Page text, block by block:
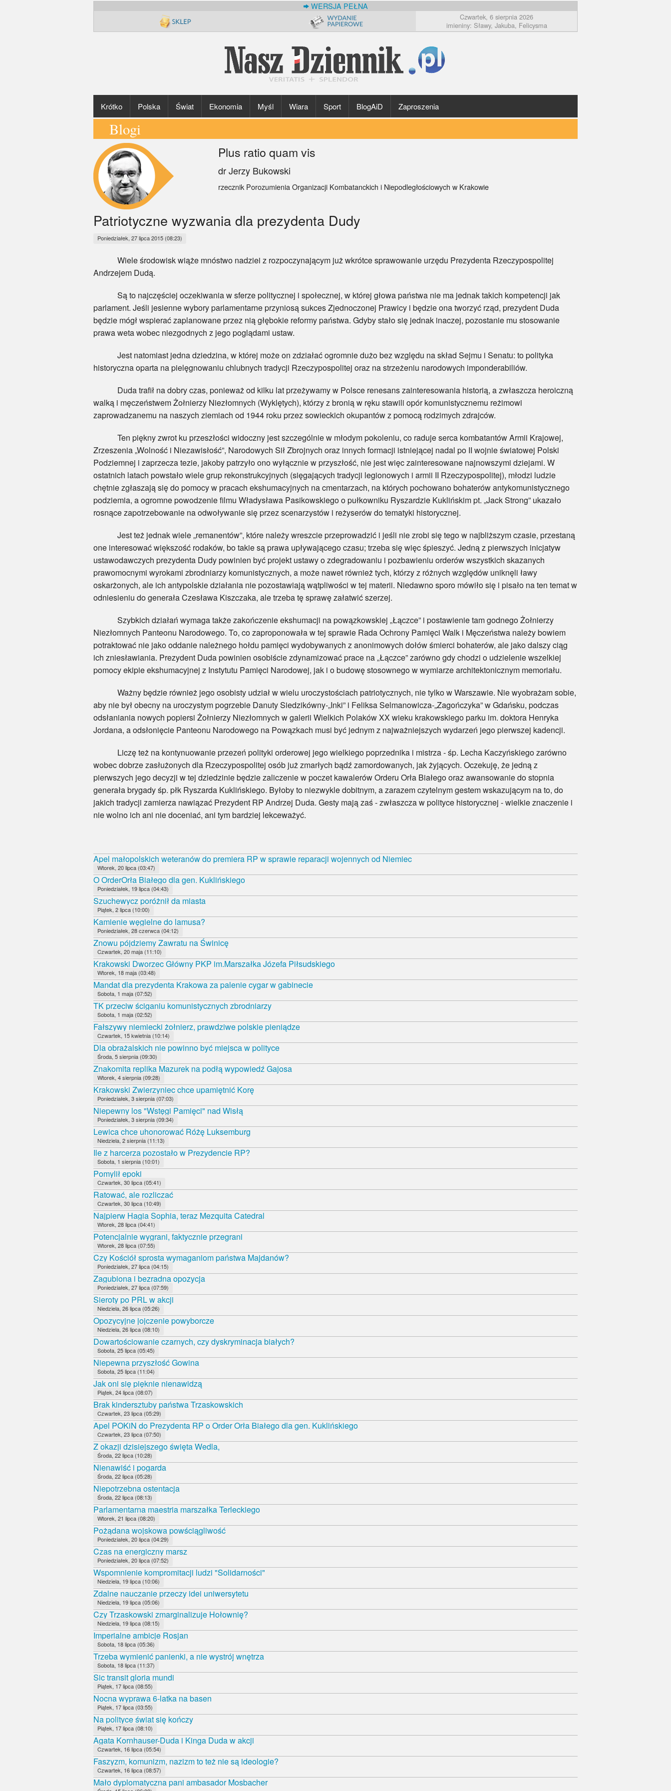
WERSJA PEŁNA
Czwartek, 6 sierpnia 2026
imieniny: Sławy, Jakuba, Felicysma
Krótko Polska Świat Ekonomia Myśl Wiara Sport BlogAiD Zaproszenia
Blogi
Plus ratio quam vis
dr Jerzy Bukowski
rzecznik Porozumienia Organizacji Kombatanckich i Niepodległościowych w Krakowie
Patriotyczne wyzwania dla prezydenta Dudy
Poniedziałek, 27 lipca 2015 (08:23)
Wiele środowisk wiąże mnóstwo nadziei z rozpoczynającym już wkrótce sprawowanie urzędu Prezydenta Rzeczypospolitej
Andrzejem Dudą.
Są to najczęściej oczekiwania w sferze politycznej i społecznej, w której głowa państwa nie ma jednak takich kompetencji jak
parlament. Jeśli jesienne wybory parlamentarne przyniosą sukces Zjednoczonej Prawicy i będzie ona tworzyć rząd, prezydent Duda
będzie mógł wspierać zaplanowane przez nią głębokie reformy państwa. Gdyby stało się jednak inaczej, pozostanie mu stosowanie
prawa weta wobec niezgodnych z jego poglądami ustaw.
Jest natomiast jedna dziedzina, w której może on zdziałać ogromnie dużo bez względu na skład Sejmu i Senatu: to polityka
historyczna oparta na pielęgnowaniu chlubnych tradycji Rzeczypospolitej oraz na strzeżeniu narodowych imponderabiliów.
Duda trafił na dobry czas, ponieważ od kilku lat przeżywamy w Polsce renesans zainteresowania historią, a zwłaszcza heroiczną
walką i męczeństwem Żołnierzy Niezłomnych (Wyklętych), którzy z bronią w ręku stawili opór komunistycznemu reżimowi
zaprowadzanemu na naszych ziemiach od 1944 roku przez sowieckich okupantów z pomocą rodzimych zdrajców.
Ten piękny zwrot ku przeszłości widoczny jest szczególnie w młodym pokoleniu, co raduje serca kombatantów Armii Krajowej,
Zrzeszenia „Wolność i Niezawisłość”, Narodowych Sił Zbrojnych oraz innych formacji istniejącej nadal po II wojnie światowej Polski
Podziemnej i zaprzecza tezie, jakoby patrzyło ono wyłącznie w przyszłość, nie jest więc zainteresowane najnowszymi dziejami. W
ostatnich latach powstało wiele grup rekonstrukcyjnych (sięgających tradycji legionowych i armii II Rzeczypospolitej), młodzi ludzie
chętnie zgłaszają się do pomocy w pracach ekshumacyjnych na cmentarzach, na których pochowano bohaterów antykomunistycznego
podziemia, a ogromne powodzenie filmu Władysława Pasikowskiego o pułkowniku Ryszardzie Kuklińskim pt. „Jack Strong” ukazało
rosnące zapotrzebowanie na odwoływanie się przez scenarzystów i reżyserów do tematyki historycznej.
Jest też jednak wiele „remanentów”, które należy wreszcie przeprowadzić i jeśli nie zrobi się tego w najbliższym czasie, przestaną
one interesować większość rodaków, bo takie są prawa upływającego czasu; trzeba się więc śpieszyć. Jedną z pierwszych inicjatyw
ustawodawczych prezydenta Dudy powinien być projekt ustawy o zdegradowaniu i pozbawieniu orderów wszystkich skazanych
prawomocnymi wyrokami zbrodniarzy komunistycznych, a może nawet również tych, którzy z różnych względów uniknęli ławy
oskarżonych, ale ich antypolskie działania nie pozostawiają wątpliwości w tej materii. Niedawno sporo mówiło się i pisało na ten temat w
odniesieniu do generała Czesława Kiszczaka, ale trzeba tę sprawę załatwić szerzej.
Szybkich działań wymaga także zakończenie ekshumacji na powązkowskiej „Łączce” i postawienie tam godnego Żołnierzy
Niezłomnych Panteonu Narodowego. To, co zaproponowała w tej sprawie Rada Ochrony Pamięci Walk i Męczeństwa należy bowiem
potraktować nie jako oddanie należnego hołdu pamięci wydobywanych z anonimowych dołów śmierci bohaterów, ale jako dalszy ciąg
ich zniesławiania. Prezydent Duda powinien osobiście zdynamizować prace na „Łączce” zarówno gdy chodzi o udzielenie wszelkiej
pomocy ekipie ekshumacyjnej z Instytutu Pamięci Narodowej, jak i o budowę stosownego w wymiarze architektonicznym memoriału.
Ważny będzie również jego osobisty udział w wielu uroczystościach patriotycznych, nie tylko w Warszawie. Nie wyobrażam sobie,
aby nie był obecny na uroczystym pogrzebie Danuty Siedzikówny-„Inki” i Feliksa Selmanowicza-„Zagończyka” w Gdańsku, podczas
odsłaniania nowych popiersi Żołnierzy Niezłomnych w galerii Wielkich Polaków XX wieku krakowskiego parku im. doktora Henryka
Jordana, a odsłonięcie Panteonu Narodowego na Powązkach musi być jednym z najważniejszych wydarzeń jego pierwszej kadencji.
Liczę też na kontynuowanie przezeń polityki orderowej jego wielkiego poprzednika i mistrza - śp. Lecha Kaczyńskiego zarówno
wobec dobrze zasłużonych dla Rzeczypospolitej osób już zmarłych bądź zamordowanych, jak żyjących. Oczekuję, że jedną z
pierwszych jego decyzji w tej dziedzinie będzie zaliczenie w poczet kawalerów Orderu Orła Białego oraz awansowanie do stopnia
generała brygady śp. płk Ryszarda Kuklińskiego. Byłoby to niezwykle dobitnym, a zarazem czytelnym gestem wskazującym na to, do
jakich tradycji zamierza nawiązać Prezydent RP Andrzej Duda. Gesty mają zaś - zwłaszcza w polityce historycznej - wielkie znaczenie i
nie wolno ich ani nie doceniać, ani tym bardziej lekceważyć.
Apel małopolskich weteranów do premiera RP w sprawie reparacji wojennych od Niemiec
Wtorek, 20 lipca (03:47)
O OrderOrła Białego dla gen. Kuklińskiego
Poniedziałek, 19 lipca (04:43)
Szuchewycz poróżnił da miasta
Piątek, 2 lipca (10:00)
Kamienie węgielne do lamusa?
Poniedziałek, 28 czerwca (04:12)
Znowu pójdziemy Zawratu na Świnicę
Czwartek, 20 maja (11:10)
Krakowski Dworzec Główny PKP im.Marszałka Józefa Piłsudskiego
Wtorek, 18 maja (03:48)
Mandat dla prezydenta Krakowa za palenie cygar w gabinecie
Sobota, 1 maja (07:52)
TK przeciw ściganiu komunistycznych zbrodniarzy
Sobota, 1 maja (02:52)
Fałszywy niemiecki żołnierz, prawdziwe polskie pieniądze
Czwartek, 15 kwietnia (10:14)
Dla obrażalskich nie powinno być miejsca w polityce
Środa, 5 sierpnia (09:30)
Znakomita replika Mazurek na podłą wypowiedź Gajosa
Wtorek, 4 sierpnia (09:28)
Krakowski Zwierzyniec chce upamiętnić Korę
Poniedziałek, 3 sierpnia (07:03)
Niepewny los "Wstęgi Pamięci" nad Wisłą
Poniedziałek, 3 sierpnia (09:34)
Lewica chce uhonorować Różę Luksemburg
Niedziela, 2 sierpnia (11:13)
Ile z harcerza pozostało w Prezydencie RP?
Sobota, 1 sierpnia (10:01)
Pomylił epoki
Czwartek, 30 lipca (05:41)
Ratować, ale rozliczać
Czwartek, 30 lipca (10:49)
Najpierw Hagia Sophia, teraz Mezquita Catedral
Wtorek, 28 lipca (04:41)
Potencjalnie wygrani, faktycznie przegrani
Wtorek, 28 lipca (07:55)
Czy Kościół sprosta wymaganiom państwa Majdanów?
Poniedziałek, 27 lipca (04:15)
Zagubiona i bezradna opozycja
Poniedziałek, 27 lipca (07:59)
Sieroty po PRL w akcji
Niedziela, 26 lipca (05:26)
Opozycyjne jojczenie powyborcze
Niedziela, 26 lipca (08:10)
Dowartościowanie czarnych, czy dyskryminacja białych?
Sobota, 25 lipca (05:45)
Niepewna przyszłość Gowina
Sobota, 25 lipca (11:04)
Jak oni się pięknie nienawidzą
Piątek, 24 lipca (08:07)
Brak kindersztuby państwa Trzaskowskich
Czwartek, 23 lipca (05:29)
Apel POKiN do Prezydenta RP o Order Orła Białego dla gen. Kuklińskiego
Czwartek, 23 lipca (07:50)
Z okazji dzisiejszego święta Wedla,
Środa, 22 lipca (10:28)
Nienawiść i pogarda
Środa, 22 lipca (05:28)
Niepotrzebna ostentacja
Środa, 22 lipca (08:13)
Parlamentarna maestria marszałka Terleckiego
Wtorek, 21 lipca (08:20)
Pożądana wojskowa powściągliwość
Poniedziałek, 20 lipca (04:29)
Czas na energiczny marsz
Poniedziałek, 20 lipca (07:52)
Wspomnienie kompromitacji ludzi "Solidarności"
Niedziela, 19 lipca (10:06)
Zdalne nauczanie przeczy idei uniwersytetu
Niedziela, 19 lipca (05:06)
Czy Trzaskowski zmarginalizuje Hołownię?
Niedziela, 19 lipca (08:15)
Imperialne ambicje Rosjan
Sobota, 18 lipca (05:36)
Trzeba wymienić panienki, a nie wystrój wnętrza
Sobota, 18 lipca (11:37)
Sic transit gloria mundi
Piątek, 17 lipca (08:55)
Nocna wyprawa 6-latka na basen
Piątek, 17 lipca (03:55)
Na polityce świat się kończy
Piątek, 17 lipca (08:10)
Agata Kornhauser-Duda i Kinga Duda w akcji
Czwartek, 16 lipca (05:54)
Faszyzm, komunizm, nazizm to też nie są ideologie?
Czwartek, 16 lipca (08:57)
Mało dyplomatyczna pani ambasador Mosbacher